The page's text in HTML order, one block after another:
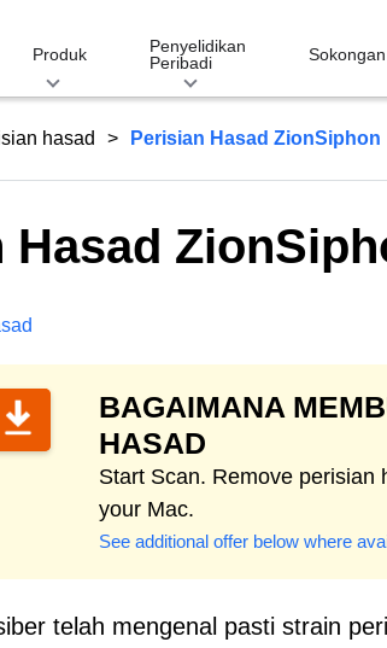
Produk
Penyelidikan
Peribadi
Sokongan
hasad Perisian Hasad ZionSiphon
Hasad
BAGAIMANA
HASAD
Start Scan. Remove perisian
your Mac.
See additional offer below where
telah mengenal pasti strain